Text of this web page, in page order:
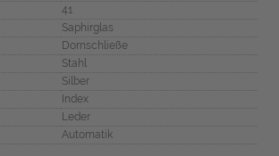
41
Saphirglas
Dornschließe
Stahl
Silber
Index
Leder
Automatik